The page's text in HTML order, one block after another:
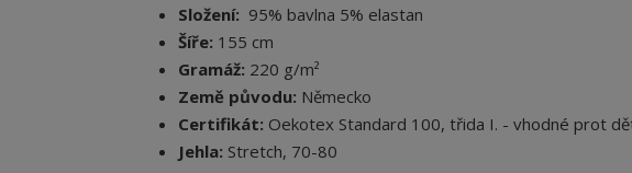
Složení: 95% bavlna 5% elastan
Šíře: 155 cm
Gramáž: 220 g/m²
Země původu: Německo
Certifikát: Oekotex Standard 100, třida I. - vhodné prot
Jehla: Stretch, 70-80